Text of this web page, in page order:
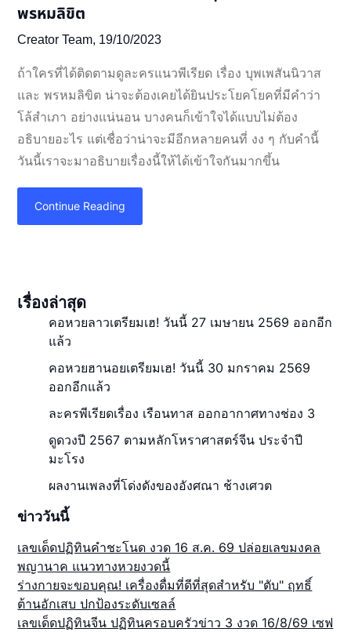
พรหมลิขิต
Creator Team, 19/10/2023
ถ้าใครที่ได้ติดตามดูละครแนวพีเรียด เรื่อง บุพเพสันนิวาส
และ พรหมลิขิต น่าจะต้องเคยได้ยินประโยคโยคที่มีคำว่า
โล้สำเภา อย่างแน่นอน บางคนก็เข้าใจได้แบบไม่ต้อง
อธิบายอะไร แต่เชื่อว่าน่าจะมีอีกหลายคนที่ งง ๆ กับคำนี้
วันนี้เราจะมาอธิบายเรื่องนี้ให้ได้เข้าใจกันมากขึ้น
Continue Reading
เรื่องล่าสุด
คอหวยลาวเตรียมเฮ! วันนี้ 27 เมษายน 2569 ออกอีก
แล้ว
คอหวยฮานอยเตรียมเฮ! วันนี้ 30 มกราคม 2569
ออกอีกแล้ว
ละครพีเรียดเรื่อง เรือนทาส ออกอากาศทางช่อง 3
ดูดวงปี 2567 ตามหลักโหราศาสตร์จีน ประจำปี
มะโรง
ผลงานเพลงที่โด่งดังของอังศณา ช้างเศวต
ข่าววันนี้
เลขเด็ดปฏิทินคำชะโนด งวด 16 ส.ค. 69 ปล่อยเลขมงคล
พญานาค แนวทางหวยงวดนี้
ร่างกายจะขอบคุณ! เครื่องดื่มที่ดีที่สุดสำหรับ "ตับ" ฤทธิ์
ต้านอักเสบ ปกป้องระดับเซลล์
เลขเด็ดปฏิทินจีน ปฏิทินครอบครัวข่าว 3 งวด 16/8/69 เซฟ